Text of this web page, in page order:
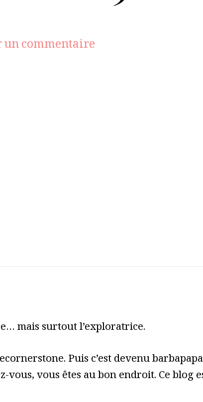
un commentaire
mais surtout l’exploratrice.
Puis c’est devenu
vous, vous êtes au bon endroit. Ce blog